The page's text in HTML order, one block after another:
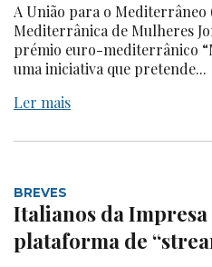
A União para o Mediterrâneo
Mediterrânica de Mulheres
prémio euro-mediterrânico
uma iniciativa que pretende...
Ler mais
BREVES
Italianos da
plataforma de